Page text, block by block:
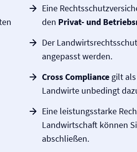
Eine
den Privat- und
Der
angepasst werden.
Cross Compliance gilt
Landwirte unbedingt
Eine leistungsstarke
Landwirtschaft können
abschließen.